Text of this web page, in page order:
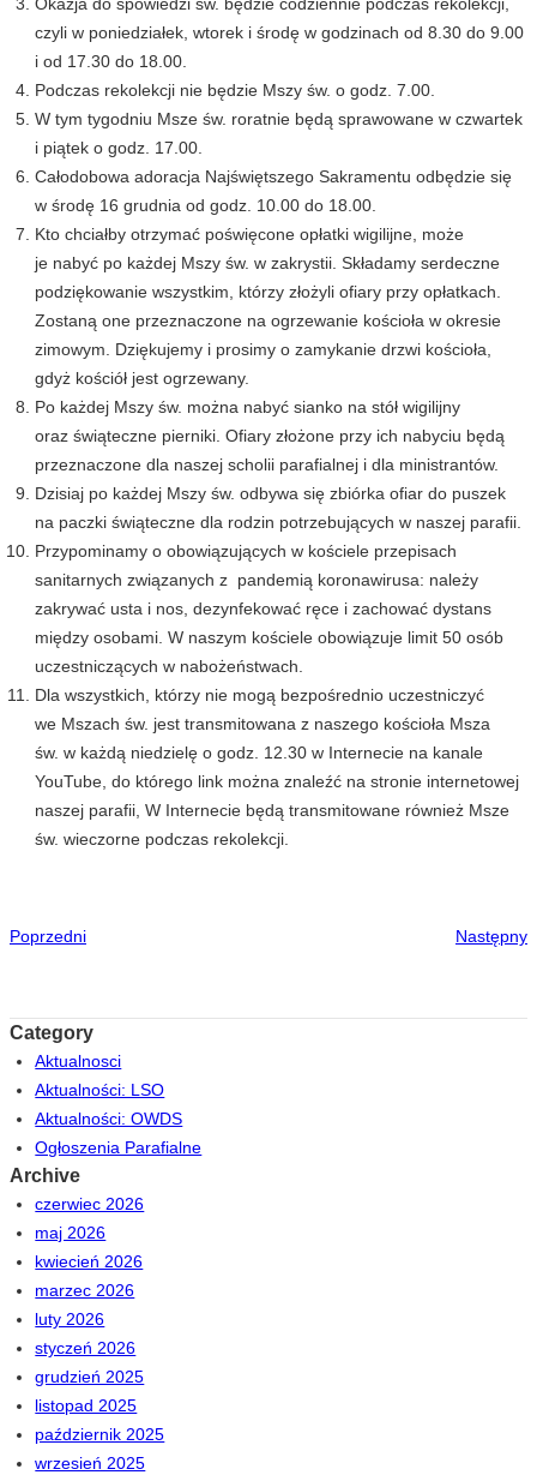
czyli w poniedziałek, wtorek i środę w godzinach od 8.30 do 9.00
i od 17.30 do 18.00.
Podczas rekolekcji nie będzie Mszy św. o godz. 7.00.
W tym tygodniu Msze św. roratnie będą sprawowane w czwartek
i piątek o godz. 17.00.
Całodobowa adoracja Najświętszego Sakramentu odbędzie się
w środę 16 grudnia od godz. 10.00 do 18.00.
Kto chciałby otrzymać poświęcone opłatki wigilijne, może
je nabyć po każdej Mszy św. w zakrystii. Składamy serdeczne
podziękowanie wszystkim, którzy złożyli ofiary przy opłatkach.
Zostaną one przeznaczone na ogrzewanie kościoła w okresie
zimowym. Dziękujemy i prosimy o zamykanie drzwi kościoła,
gdyż kościół jest ogrzewany.
Po każdej Mszy św. można nabyć sianko na stół wigilijny
oraz świąteczne pierniki. Ofiary złożone przy ich nabyciu będą
przeznaczone dla naszej scholii parafialnej i dla ministrantów.
Dzisiaj po każdej Mszy św. odbywa się zbiórka ofiar do puszek
na paczki świąteczne dla rodzin potrzebujących w naszej parafii.
Przypominamy o obowiązujących w kościele przepisach
sanitarnych związanych z pandemią koronawirusa: należy
zakrywać usta i nos, dezynfekować ręce i zachować dystans
między osobami. W naszym kościele obowiązuje limit 50 osób
uczestniczących w nabożeństwach.
Dla wszystkich, którzy nie mogą bezpośrednio uczestniczyć
we Mszach św. jest transmitowana z naszego kościoła Msza
św. w każdą niedzielę o godz. 12.30 w Internecie na kanale
YouTube, do którego link można znaleźć na stronie internetowej
naszej parafii, W Internecie będą transmitowane również Msze
św. wieczorne podczas rekolekcji.
Poprzedni Następny
Category
Aktualnosci
Aktualności: LSO
Aktualności: OWDS
Ogłoszenia Parafialne
Archive
czerwiec 2026
maj 2026
kwiecień 2026
marzec 2026
luty 2026
styczeń 2026
grudzień 2025
listopad 2025
październik 2025
wrzesień 2025